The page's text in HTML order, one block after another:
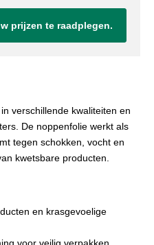
prijzen te raadplegen.
verschillende kwaliteiten en
De noppenfolie werkt als
tegen schokken, vocht en
kwetsbare producten.
en krasgevoelige